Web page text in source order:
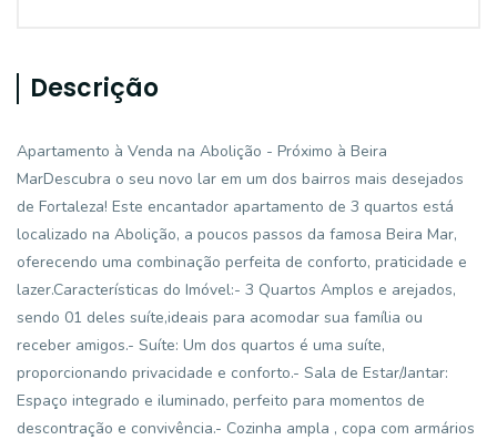
Descrição
Apartamento à Venda na Abolição - Próximo à Beira
MarDescubra o seu novo lar em um dos bairros mais desejados
de Fortaleza! Este encantador apartamento de 3 quartos está
localizado na Abolição, a poucos passos da famosa Beira Mar,
oferecendo uma combinação perfeita de conforto, praticidade e
lazer.Características do Imóvel:- 3 Quartos Amplos e arejados,
sendo 01 deles suíte,ideais para acomodar sua família ou
receber amigos.- Suíte: Um dos quartos é uma suíte,
proporcionando privacidade e conforto.- Sala de Estar/Jantar:
Espaço integrado e iluminado, perfeito para momentos de
descontração e convivência.- Cozinha ampla , copa com armários